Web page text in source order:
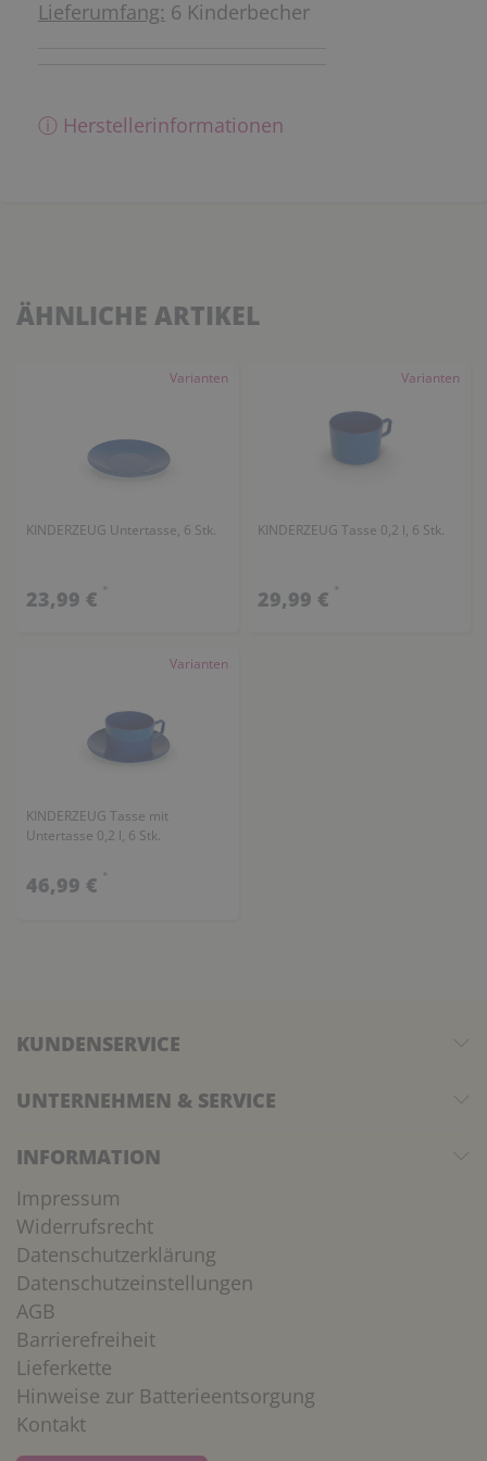
Lieferumfang: 6 Kinderbecher
ⓘ Herstellerinformationen
ÄHNLICHE ARTIKEL
Varianten
KINDERZEUG Untertasse, 6 Stk.
23,99 € *
Varianten
KINDERZEUG Tasse 0,2 l, 6 Stk.
29,99 € *
Varianten
KINDERZEUG Tasse mit
Untertasse 0,2 l, 6 Stk.
46,99 € *
KUNDENSERVICE
UNTERNEHMEN & SERVICE
INFORMATION
Impressum
Widerrufsrecht
Datenschutzerklärung
Datenschutzeinstellungen
AGB
Barrierefreiheit
Lieferkette
Hinweise zur Batterieentsorgung
Kontakt